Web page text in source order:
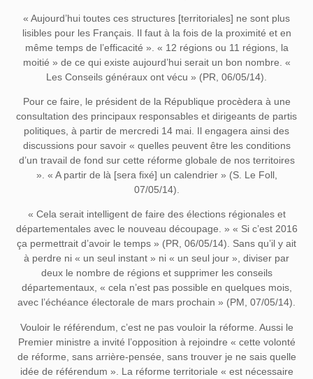
« Aujourd’hui toutes ces structures [territoriales] ne sont plus
lisibles pour les Français. Il faut à la fois de la proximité et en
même temps de l’efficacité ». « 12 régions ou 11 régions, la
moitié » de ce qui existe aujourd’hui serait un bon nombre. «
Les Conseils généraux ont vécu » (PR, 06/05/14).
Pour ce faire, le président de la République procèdera à une
consultation des principaux responsables et dirigeants de partis
politiques, à partir de mercredi 14 mai. Il engagera ainsi des
discussions pour savoir « quelles peuvent être les conditions
d’un travail de fond sur cette réforme globale de nos territoires
». « A partir de là [sera fixé] un calendrier » (S. Le Foll,
07/05/14).
« Cela serait intelligent de faire des élections régionales et
départementales avec le nouveau découpage. » « Si c’est 2016
ça permettrait d’avoir le temps » (PR, 06/05/14). Sans qu’il y ait
à perdre ni « un seul instant » ni « un seul jour », diviser par
deux le nombre de régions et supprimer les conseils
départementaux, « cela n’est pas possible en quelques mois,
avec l’échéance électorale de mars prochain » (PM, 07/05/14).
Vouloir le référendum, c’est ne pas vouloir la réforme. Aussi le
Premier ministre a invité l’opposition à rejoindre « cette volonté
de réforme, sans arrière-pensée, sans trouver je ne sais quelle
idée de référendum ». La réforme territoriale « est nécessaire